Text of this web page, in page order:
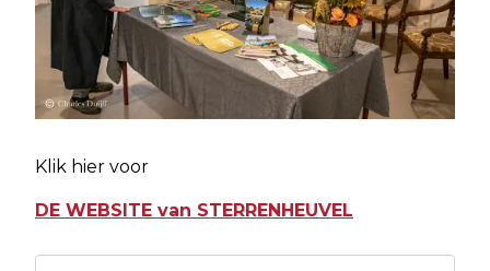
Klik hier voor
DE WEBSITE van STERRENHEUVEL